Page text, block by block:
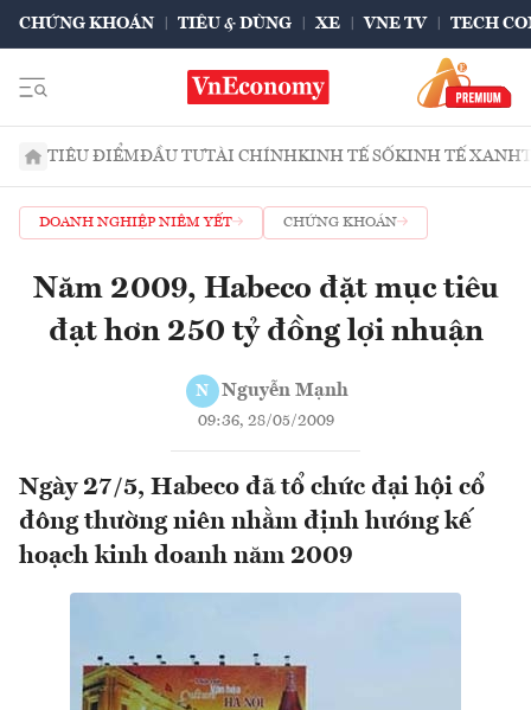
CHỨNG KHOÁN TIÊU & DÙNG XE VNE TV TECH
TIÊU ĐIỂMĐẦU TƯTÀI CHÍNHKINH TẾ SỐKINH TẾ XANH
DOANH NGHIỆP NIÊM YẾT CHỨNG KHOÁN
Năm 2009, Habeco đặt mục tiêu
đạt hơn 250 tỷ đồng lợi nhuận
N Nguyễn Mạnh
09:36, 28/05/2009
Ngày 27/5, Habeco đã tổ chức đại hội cổ
đông thường niên nhằm định hướng kế
hoạch kinh doanh năm 2009